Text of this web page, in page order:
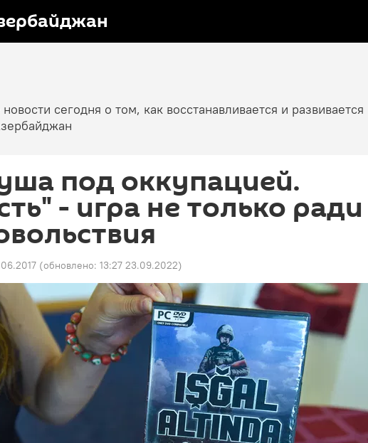
сегодня о том, как восстанавливается и развивается
под оккупацией.
- игра не только ради
(обновлено: 13:27 23.09.2022)